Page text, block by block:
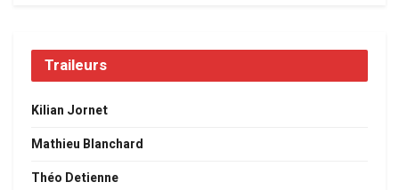
Traileurs
Kilian Jornet
Mathieu Blanchard
Théo Detienne